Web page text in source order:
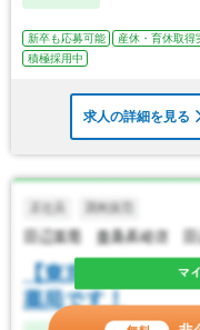
新卒も応募可能 産休・育休取得
積極採用中
求人の詳細を見る